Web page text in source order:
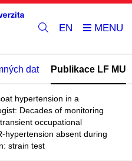
EN
dat Publikace LF MU
hypertension in a
Decades of monitoring
occupational
hypertension absent during
strain test